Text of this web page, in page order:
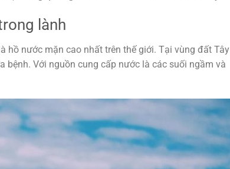
lành
hồ nước mặn cao nhất trên thế giới. Tại vùng đất Tây
Với nguồn cung cấp nước là các suối ngầm và